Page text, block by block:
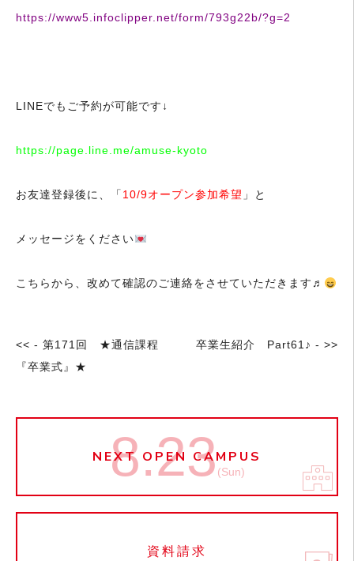
https://www5.infoclipper.net/form/793g22b/?g=2
LINEでもご予約が可能です↓
https://page.line.me/amuse-kyoto
お友達登録後に、「 10/9オープン参加希望 」と
メッセージをください
こちらから、改めて確認のご連絡をさせていただきます♬
<< - 第171回 ★通信課程
『卒業式』★
卒業生紹介 Part61♪ - >>
NEXT OPEN CAMPUS
8.23(Sun)
資料請求